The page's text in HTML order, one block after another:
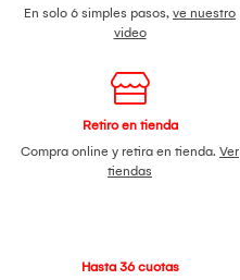
En solo 6 simples pasos, ve nuestro
video
Retiro en tienda
Compra online y retira en tienda. Ver
tiendas
Hasta 36 cuotas